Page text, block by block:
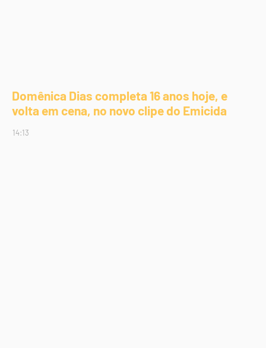
Domênica Dias completa 16 anos hoje, e
volta em cena, no novo clipe do Emicida
14:13